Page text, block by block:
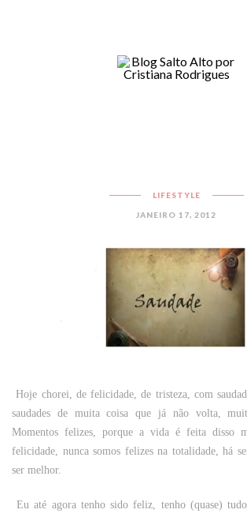
LIFESTYLE
JANEIRO 17, 2012
Hoje chorei, de felicidade, de tristeza, com
saudades de muita coisa que já não volta,
Momentos felizes, porque a vida é feita disso
felicidade, nunca somos felizes na totalidade, há
ser melhor.
Eu até agora tenho sido feliz, tenho (quase)